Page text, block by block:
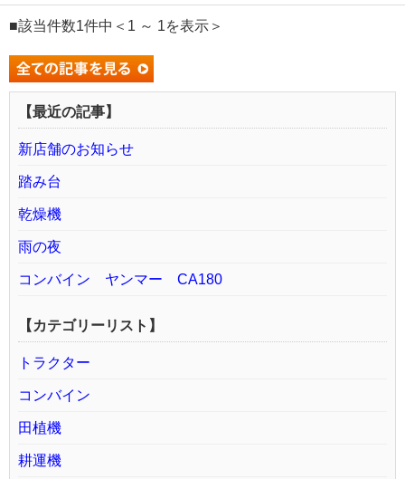
■該当件数1件中＜1 ～ 1を表示＞
【最近の記事】
新店舗のお知らせ
踏み台
乾燥機
雨の夜
コンバイン ヤンマー CA180
【カテゴリーリスト】
トラクター
コンバイン
田植機
耕運機